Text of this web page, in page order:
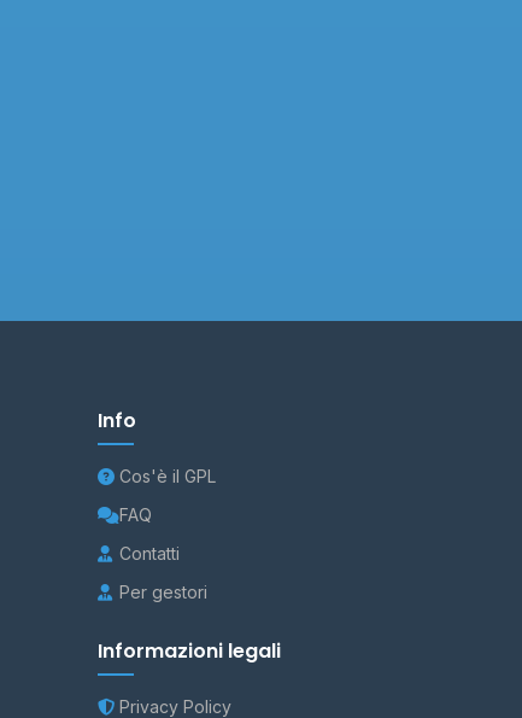
Info
Cos'è il GPL
FAQ
Contatti
Per gestori
Informazioni legali
Privacy Policy